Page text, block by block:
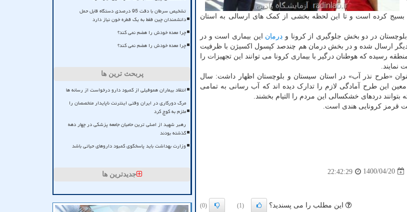
۲۴ خیریه بزرگ کشوری را بسیج کرده است و تا این لحظه بخشی از کمک های ارسالی به استان
در دو بخش جلوگیری از کرونا و درمان این بیماری است و در
ماسک و اقلام بهداشتی دیگر ارسال شده و در بخش درمان هم چندصد کپسول اکسیژن با ظرفیت
رسیده که هوطنان درگیر با بیماری کرونا می توانند این تجهیزات را
نمایند.
«طرح نذر آب» در استان سیستان و بلوچستان اظهار داشت: سال
استانهای معین این طرح آمادگی لازم را تدارک دیده اند که آب رسانی به تمامی
دردهای خشکسالی این مردم را التیام بخشند.
قرمز کرونایی هندی است.
1400/04/20
22:42:29
این مطلب را می پسندید؟ (1)
(0)
تشخیص سرطان با دقت 95 درصدی دستگاه قابل حمل
دانشمندان چین فقط به یک قطره خون نیاز دارد
چرا معده خودش را هضم نمی کند؟
چرا معده خودش را هضم نمی کند؟
پربحث ترین ها
انتقاد بیماران هموفیلی از کمبود دارو درخواست از رسانه ها
مرگ دورکاری در ایران وقتی اینترنت ناپایدار متخصصان را
ملزم به کوچ کرد
رهبر شهید از اصلی ترین حامیان جامعه پزشکی در چهار دهه
گذشته بودند
وزارت بهداشت باید پاسخگوی کمبود داروهای حیاتی باشد
جدیدترین ها